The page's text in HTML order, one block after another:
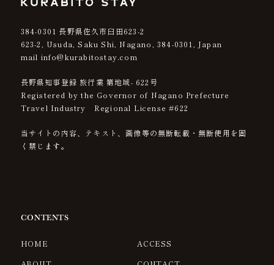
384-0301 長野県佐久市臼田623-2
623-2, Usuda, Saku Shi, Nagano, 384-0301
, Japan
mail info@kurabitostay.com
長野県知事登録 旅行業 第地域- 622号
Registered by the Governor of Nagano Prefecture
Travel Industry Regional License #622
当サイトの内容、テキスト、画像等の無断転載・無断使用を固
く禁じます。
CONTENTS
HOME
ACCESS